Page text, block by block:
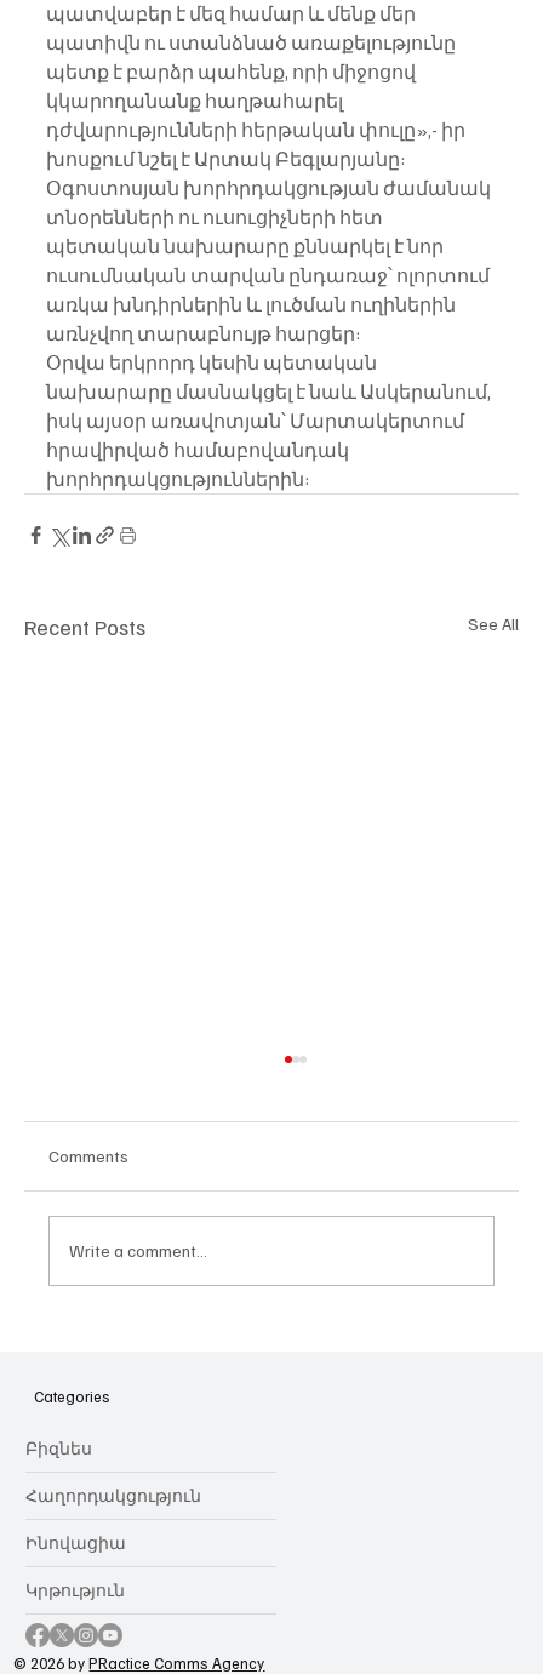
պատվաբեր է մեզ համար և մենք մեր
պատիվն ու ստանձնած առաքելությունը
պետք է բարձր պահենք, որի միջոցով
կկարողանանք հաղթահարել
դժվարությունների հերթական փուլը»,- իր
խոսքում նշել է Արտակ Բեգլարյանը:
Օգոստոսյան խորհրդակցության ժամանակ
տնօրենների ու ուսուցիչների հետ
պետական նախարարը քննարկել է նոր
ուսումնական տարվան ընդառաջ՝ ոլորտում
առկա խնդիրներին և լուծման ուղիներին
առնչվող տարաբնույթ հարցեր:
Օրվա երկրորդ կեսին պետական
նախարարը մասնակցել է նաև Ասկերանում,
իսկ այսօր առավոտյան՝ Մարտակերտում
հրավիրված համաբովանդակ
խորհրդակցություններին:
Recent Posts See All
նվիրում որոշում
Comments
Write a comment...
Categories
Բիզնես
Հաղորդակցություն
Ինովացիա
Կրթություն
© 2026 byPRactice Comms Agency